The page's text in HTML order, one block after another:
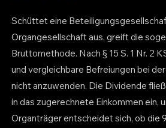
Schüttet eine
Organgesellschaft aus, greift die
Bruttomethode. Nach § 15 S. 1 Nr. 2
und vergleichbare Befreiungen bei
nicht anzuwenden. Die Dividende
in das zugerechnete Einkommen ein,
Organträger entscheidet sich, ob die